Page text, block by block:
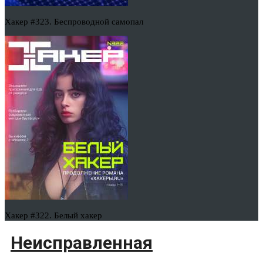
Хакер #323. Беспроводной самопал
Хакер #322. Белый хакер
Неисправленная